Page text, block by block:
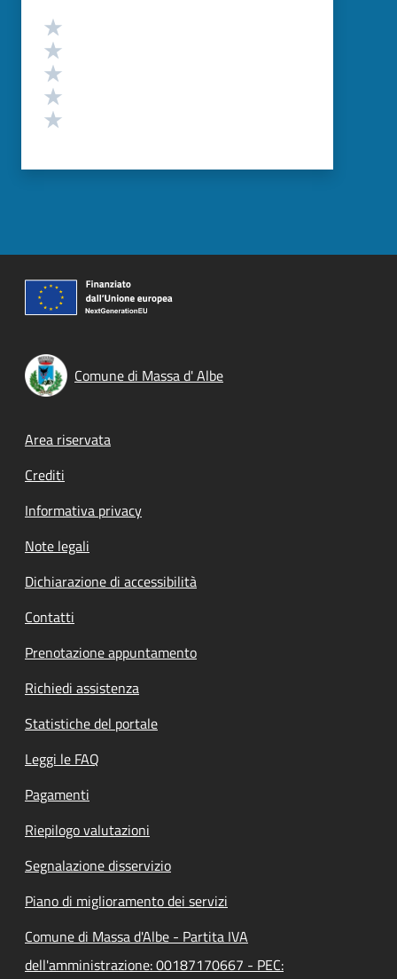
Valutazione
Comune di Massa d' Albe
Footer menu
Area riservata
Crediti
Informativa privacy
Note legali
Dichiarazione di accessibilità
Contatti
Prenotazione appuntamento
Richiedi assistenza
Statistiche del portale
Leggi le FAQ
Pagamenti
Riepilogo valutazioni
Segnalazione disservizio
Piano di miglioramento dei servizi
Comune di Massa d'Albe - Partita IVA
dell'amministrazione: 00187170667 - PEC: